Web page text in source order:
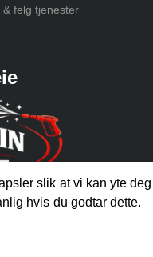
& felg tjenester
slik at vi kan yte
hvis du godtar dette.